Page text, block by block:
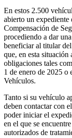
En estos 2.500
abierto un
Compensación de
procediendo a dar
beneficiar al titular
que, en esta situación
obligaciones tales
1 de enero de 2025 o
Vehículos.
Tanto si su vehículo
deben contactar con
poder iniciar el
en el que se
autorizados de